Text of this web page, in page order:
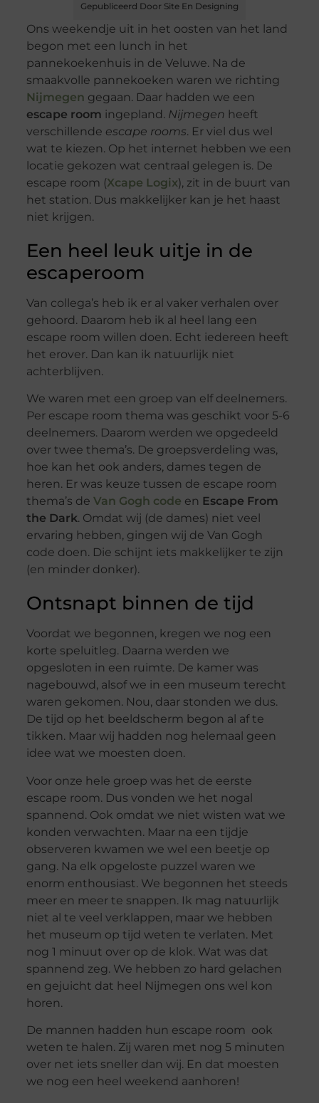
Gepubliceerd Door Site En Designing
Ons weekendje uit in het oosten van het land
begon met een lunch in het
pannekoekenhuis in de Veluwe. Na de
smaakvolle pannekoeken waren we richting
Nijmegen gegaan. Daar hadden we een
escape room ingepland. Nijmegen heeft
verschillende escape rooms. Er viel dus wel
wat te kiezen. Op het internet hebben we een
locatie gekozen wat centraal gelegen is. De
escape room (Xcape Logix), zit in de buurt van
het station. Dus makkelijker kan je het haast
niet krijgen.
Een heel leuk uitje in de
escaperoom
Van collega’s heb ik er al vaker verhalen over
gehoord. Daarom heb ik al heel lang een
escape room willen doen. Echt iedereen heeft
het erover. Dan kan ik natuurlijk niet
achterblijven.
We waren met een groep van elf deelnemers.
Per escape room thema was geschikt voor 5-6
deelnemers. Daarom werden we opgedeeld
over twee thema’s. De groepsverdeling was,
hoe kan het ook anders, dames tegen de
heren. Er was keuze tussen de escape room
thema’s de Van Gogh code en Escape From
the Dark. Omdat wij (de dames) niet veel
ervaring hebben, gingen wij de Van Gogh
code doen. Die schijnt iets makkelijker te zijn
(en minder donker).
Ontsnapt binnen de tijd
Voordat we begonnen, kregen we nog een
korte speluitleg. Daarna werden we
opgesloten in een ruimte. De kamer was
nagebouwd, alsof we in een museum terecht
waren gekomen. Nou, daar stonden we dus.
De tijd op het beeldscherm begon al af te
tikken. Maar wij hadden nog helemaal geen
idee wat we moesten doen.
Voor onze hele groep was het de eerste
escape room. Dus vonden we het nogal
spannend. Ook omdat we niet wisten wat we
konden verwachten. Maar na een tijdje
observeren kwamen we wel een beetje op
gang. Na elk opgeloste puzzel waren we
enorm enthousiast. We begonnen het steeds
meer en meer te snappen. Ik mag natuurlijk
niet al te veel verklappen, maar we hebben
het museum op tijd weten te verlaten. Met
nog 1 minuut over op de klok. Wat was dat
spannend zeg. We hebben zo hard gelachen
en gejuicht dat heel Nijmegen ons wel kon
horen.
De mannen hadden hun escape room ook
weten te halen. Zij waren met nog 5 minuten
over net iets sneller dan wij. En dat moesten
we nog een heel weekend aanhoren!